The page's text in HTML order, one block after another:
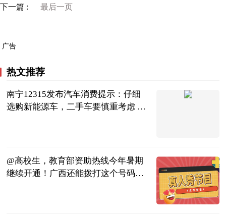
下一篇 :
最后一页
广告
热文推荐
南宁12315发布汽车消费提示：仔细
选购新能源车，二手车要慎重考虑 世
@高校生，教育部资助热线今年暑期
继续开通！广西还能拨打这个号码→|